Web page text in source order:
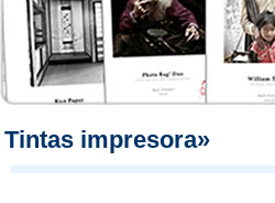
Tintas impresora»